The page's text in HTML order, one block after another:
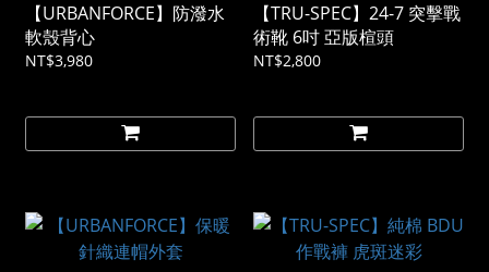
【URBANFORCE】防潑水
軟殼背心
NT$3,980
【TRU-SPEC】24-7 突擊戰
術靴 6吋 亞版楦頭
NT$2,800